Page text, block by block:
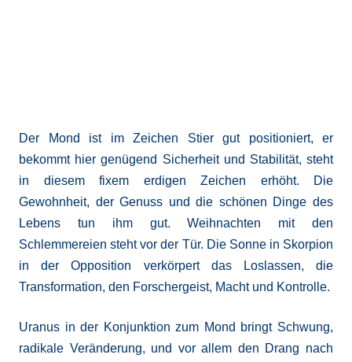
Der Mond ist im Zeichen Stier gut positioniert, er
bekommt hier genügend Sicherheit und Stabilität, steht
in diesem fixem erdigen Zeichen erhöht. Die
Gewohnheit, der Genuss und die schönen Dinge des
Lebens tun ihm gut. Weihnachten mit den
Schlemmereien steht vor der Tür. Die Sonne in Skorpion
in der Opposition verkörpert das Loslassen, die
Transformation, den Forschergeist, Macht und Kontrolle.
Uranus in der Konjunktion zum Mond bringt Schwung,
radikale Veränderung, und vor allem den Drang nach